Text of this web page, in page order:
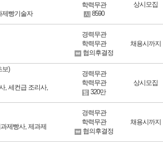
제빵기술자
학력무관
8590
상시모집
경력무관
학력무관
협의후결정
채용시까지
보)
, 세컨급 조리사,
경력무관
학력무관
320만
상시모집
제빵사, 제과제
경력무관
학력무관
협의후결정
채용시까지